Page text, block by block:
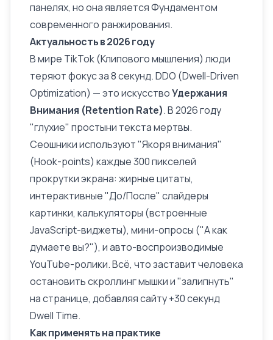
панелях, но она является Фундаментом
современного ранжирования.
Актуальность в 2026 году
В мире TikTok (Клипового мышления) люди
теряют фокус за 8 секунд. DDO (Dwell-Driven
Optimization) — это искусствоУдержания
Внимания (Retention Rate). В 2026 году
"глухие" простыни текста мертвы.
Сеошники используют "Якоря внимания"
(Hook-points) каждые 300 пикселей
прокрутки экрана: жирные цитаты,
интерактивные "До/После" слайдеры
картинки, калькуляторы (встроенные
JavaScript-виджеты), мини-опросы ("А как
думаете вы?"), и авто-воспроизводимые
YouTube-ролики. Всё, что заставит человека
остановить скроллинг мышки и "залипнуть"
на странице, добавляя сайту +30 секунд
Dwell Time.
Как применять на практике